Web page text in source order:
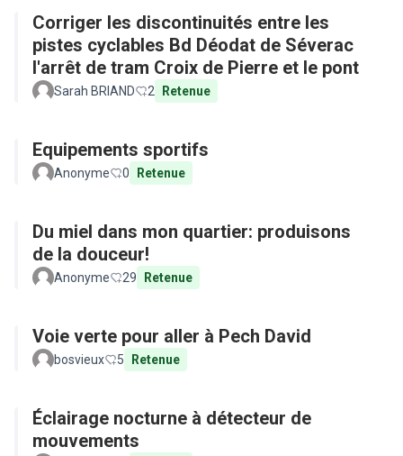
Corriger les discontinuités entre les
pistes cyclables Bd Déodat de Séverac
l'arrêt de tram Croix de Pierre et le pont
Sarah BRIAND 2 Retenue
Equipements sportifs
Anonyme 0 Retenue
Du miel dans mon quartier: produisons
de la douceur!
Anonyme 29 Retenue
Voie verte pour aller à Pech David
bosvieux 5 Retenue
Éclairage nocturne à détecteur de
mouvements